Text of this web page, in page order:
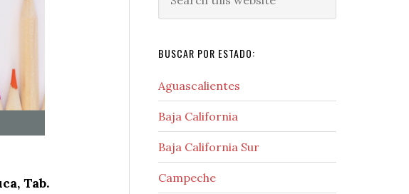
Tab.
this
BUSCAR POR ESTADO:
Aguascalientes
Baja California
Baja California Sur
Campeche